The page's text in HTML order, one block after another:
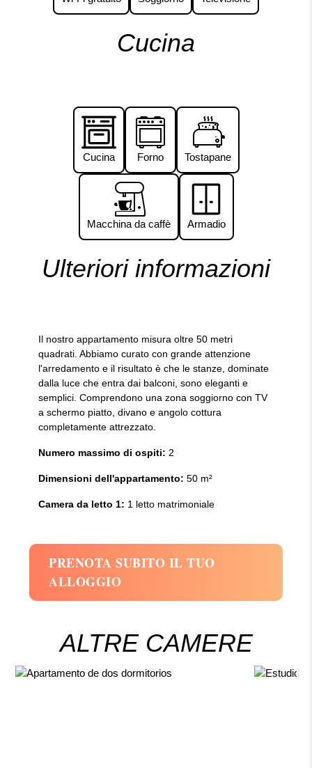
Cucina
Cucina Forno Tostapane
Macchina da caffè Armadio
Ulteriori informazioni
Il nostro appartamento misura oltre 50 metri
quadrati. Abbiamo curato con grande attenzione
l'arredamento e il risultato è che le stanze, dominate
dalla luce che entra dai balconi, sono eleganti e
semplici. Comprendono una zona soggiorno con TV
a schermo piatto, divano e angolo cottura
completamente attrezzato.
Numero massimo di ospiti: 2
Dimensioni dell'appartamento: 50 m²
Camera da letto 1: 1 letto matrimoniale
PRENOTA SUBITO IL TUO
ALLOGGIO
ALTRE CAMERE